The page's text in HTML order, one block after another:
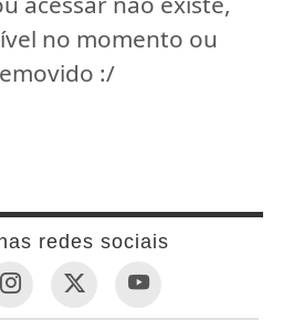
no momento ou
:/
redes sociais